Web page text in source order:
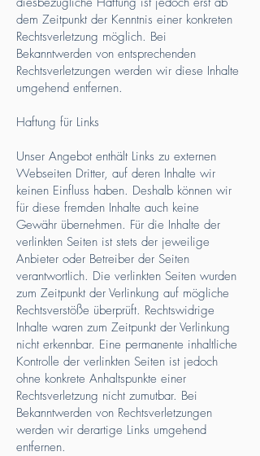
dem Zeitpunkt der Kenntnis einer konkreten
Rechtsverletzung möglich. Bei
Bekanntwerden von entsprechenden
Rechtsverletzungen werden wir diese Inhalte
umgehend entfernen.
Haftung für Links
Unser Angebot enthält Links zu externen
Webseiten Dritter, auf deren Inhalte wir
keinen Einfluss haben. Deshalb können wir
für diese fremden Inhalte auch keine
Gewähr übernehmen. Für die Inhalte der
verlinkten Seiten ist stets der jeweilige
Anbieter oder Betreiber der Seiten
verantwortlich. Die verlinkten Seiten wurden
zum Zeitpunkt der Verlinkung auf mögliche
Rechtsverstöße überprüft. Rechtswidrige
Inhalte waren zum Zeitpunkt der Verlinkung
nicht erkennbar. Eine permanente inhaltliche
Kontrolle der verlinkten Seiten ist jedoch
ohne konkrete Anhaltspunkte einer
Rechtsverletzung nicht zumutbar. Bei
Bekanntwerden von Rechtsverletzungen
werden wir derartige Links umgehend
entfernen.